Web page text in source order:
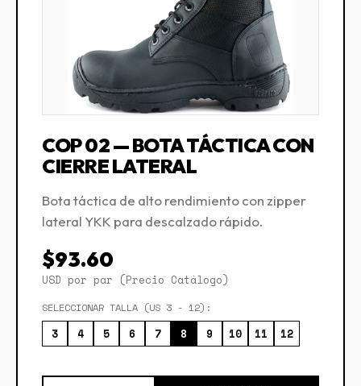
COP 02 — BOTA TÁCTICA CON
CIERRE LATERAL
Bota táctica de alto rendimiento con zipper
lateral YKK para descalzado rápido.
$93.60
USD por par (Precio Catálogo)
SELECCIONAR TALLA (US 3 - 12):
3 4 5 6 7 8 9 10 11 12